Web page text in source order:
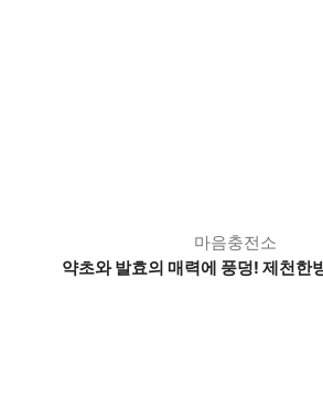
마음충전소
약초와 발효의 매력에 풍덩! 제천한